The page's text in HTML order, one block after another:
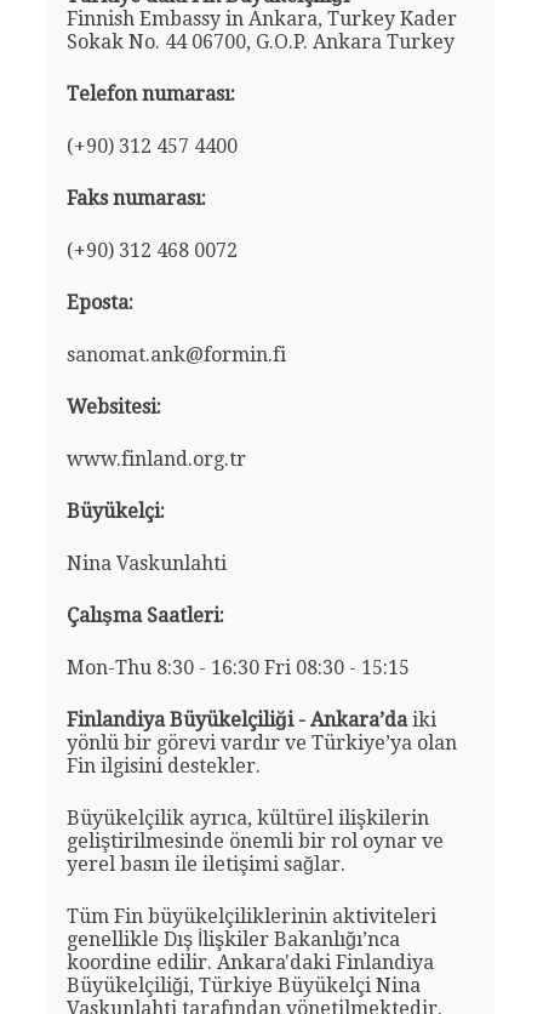
Finnish Embassy in Ankara, Turkey Kader
Sokak No. 44 06700, G.O.P. Ankara Turkey
Telefon numarası:
(+90) 312 457 4400
Faks numarası:
(+90) 312 468 0072
Eposta:
sanomat.ank@formin.fi
Websitesi:
www.finland.org.tr
Büyükelçi:
Nina Vaskunlahti
Çalışma Saatleri:
Mon-Thu 8:30 - 16:30 Fri 08:30 - 15:15
Finlandiya Büyükelçiliği - Ankara’daiki
yönlü bir görevi vardır ve Türkiye’ya olan
Fin ilgisini destekler.
Büyükelçilik ayrıca, kültürel ilişkilerin
geliştirilmesinde önemli bir rol oynar ve
yerel basın ile iletişimi sağlar.
Tüm Fin büyükelçiliklerinin aktiviteleri
genellikle Dış İlişkiler Bakanlığı’nca
koordine edilir. Ankara'daki Finlandiya
Büyükelçiliği, Türkiye Büyükelçi Nina
Vaskunlahti tarafından yönetilmektedir.